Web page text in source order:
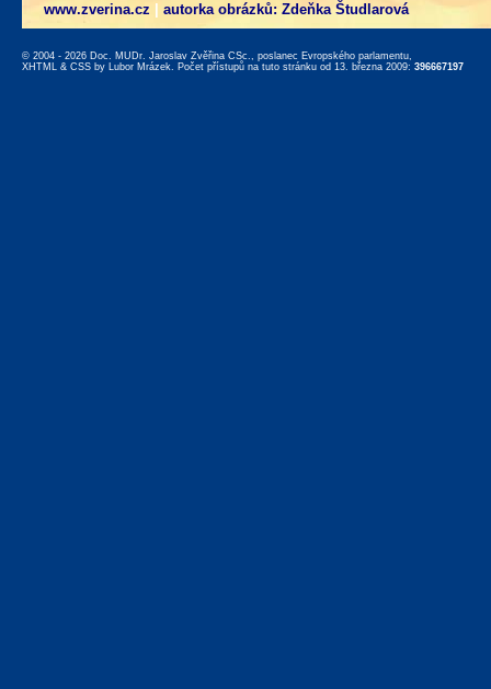
www.zverina.cz autorka obrázků: Zdeňka Študlarová
© 2004 - 2026 Doc. MUDr. Jaroslav Zvěřina CSc., poslanec Evropského parlamentu,
XHTML & CSS by Lubor Mrázek. Počet přístupů na tuto stránku od 13. března 2009: 396667197